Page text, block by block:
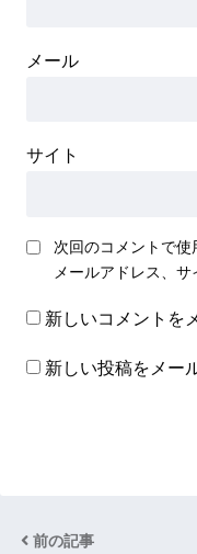
メール
サイト
次回のコメントで使
メールアドレス、サ
新しいコメントを
新しい投稿をメー
前の記事